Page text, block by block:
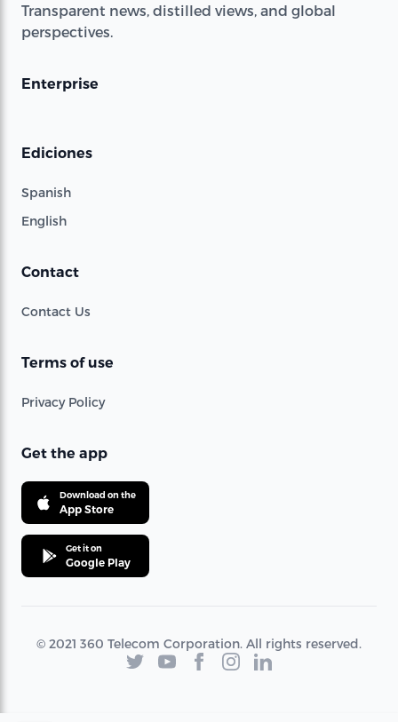
Transparent news, distilled views, and global
perspectives.
Enterprise
Ediciones
Spanish
English
Contact
Contact Us
Terms of use
Privacy Policy
Get the app
Download on the
App Store
Get it on
Google Play
© 2021 360 Telecom Corporation. All rights reserved.